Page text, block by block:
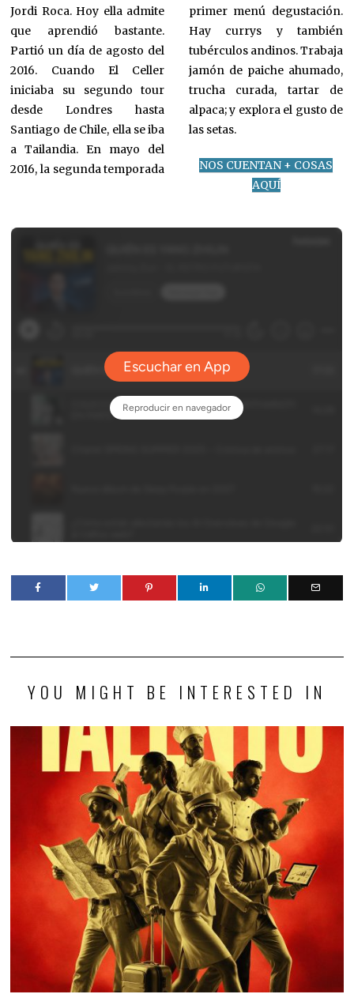
Jordi Roca. Hoy ella admite
que aprendió bastante.
Partió un día de agosto del
2016. Cuando El Celler
iniciaba su segundo tour
desde Londres hasta
Santiago de Chile, ella se iba
a Tailandia. En mayo del
2016, la segunda temporada
primer menú degustación.
Hay currys y también
tubérculos andinos. Trabaja
jamón de paiche ahumado,
trucha curada, tartar de
alpaca; y explora el gusto de
las setas.
NOS CUENTAN + COSAS
AQUÍ
YOU MIGHT BE INTERESTED IN